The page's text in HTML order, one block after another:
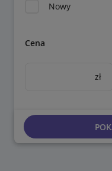
Nowy
Cena
zł